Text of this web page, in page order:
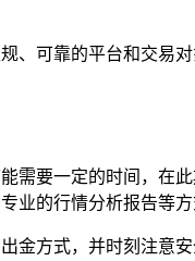
、可靠的平台和交易
需要一定的时间，在
的行情分析报告等
金方式，并时刻注